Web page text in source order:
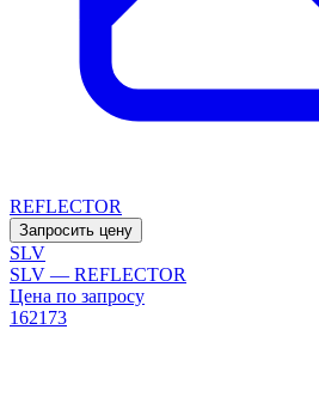
REFLECTOR
Запросить цену
SLV
SLV — REFLECTOR
Цена по запросу
162173